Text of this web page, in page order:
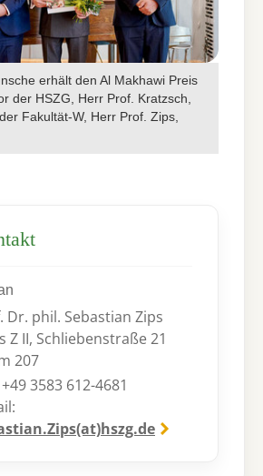
erhält den Al Makhawi Preis
der HSZG, Herr Prof. Kratzsch,
Fakultät-W, Herr Prof. Zips,
Dr. phil. Sebastian Zips
Z II, Schliebenstraße 21
207
3583 612-4681